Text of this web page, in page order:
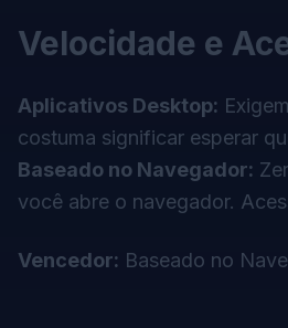
Velocidade e
Aplicativos Desktop:
costuma significar esperar
Baseado no Navegador:
você abre o navegador.
Vencedor: Baseado no